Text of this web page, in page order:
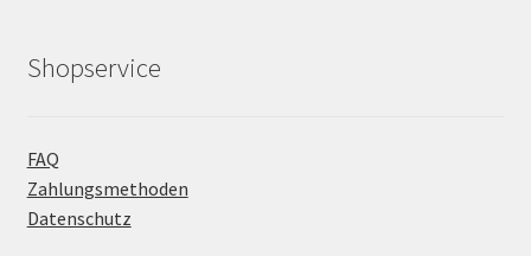
Shopservice
FAQ
Zahlungsmethoden
Datenschutz